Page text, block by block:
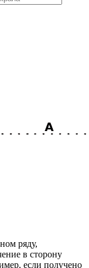
ряду,
в сторону
если получено